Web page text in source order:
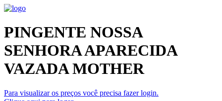
PINGENTE NOSSA
SENHORA APARECIDA
VAZADA MOTHER
Para visualizar os preços você precisa fazer login.